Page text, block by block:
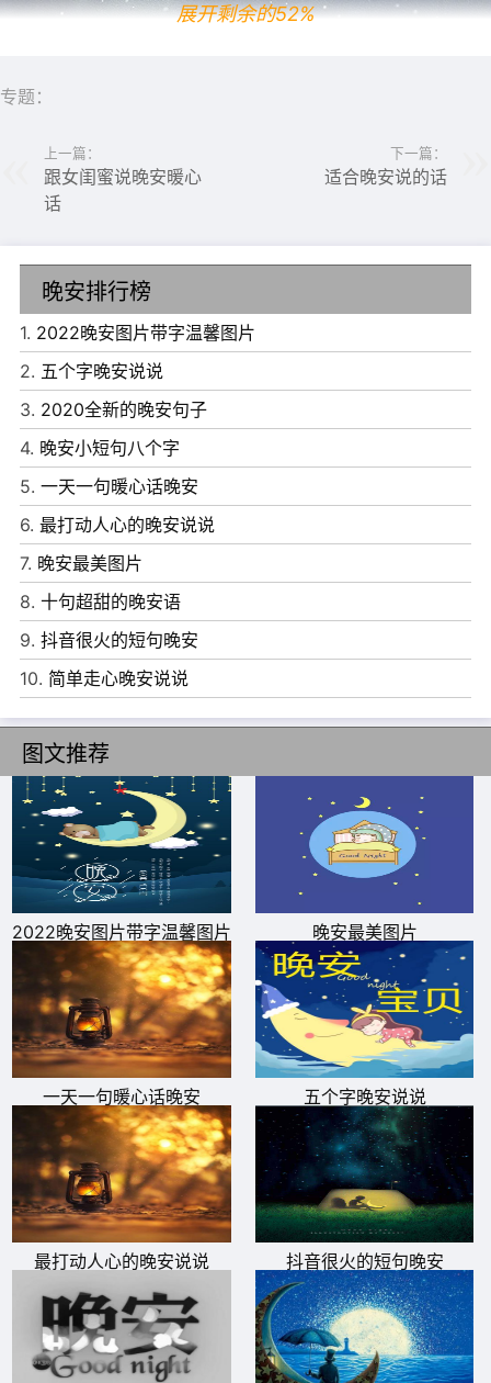
6、过去的爱情，没有网聊，没有短信，我若想你，就翻过
两座山，走上五里路，去牵你的手。多美好。
7、多想情窦初开是你，细水长流是你，柴米油盐是你，余
生白首的也是你!
8、吵过，闹过，疯狂过，却从来没有后悔过，我们越来越
笃定地相信，天长地久也不久。
9、希望有一天，聊天记录会变成耳边温柔炙热的呼吸，电
话里的晚安会变成脸颊的亲吻，希望我们所希望的，都能如
愿以偿妥妥地早日到来。
10、我生来执拗，喜恶分明，所以我喜欢你，不是一时兴
起，也不是心口不一。
展开剩余的52%
专题：
上一篇：
跟女闺蜜说晚安暖心
话
下一篇：
适合晚安说的话
晚安排行榜
1. 2022晚安图片带字温馨图片
2. 五个字晚安说说
3. 2020全新的晚安句子
4. 晚安小短句八个字
5. 一天一句暖心话晚安
6. 最打动人心的晚安说说
7. 晚安最美图片
8. 十句超甜的晚安语
9. 抖音很火的短句晚安
10. 简单走心晚安说说
图文推荐
2022晚安图片带字温馨图片 晚安最美图片
一天一句暖心话晚安 五个字晚安说说
最打动人心的晚安说说 抖音很火的短句晚安